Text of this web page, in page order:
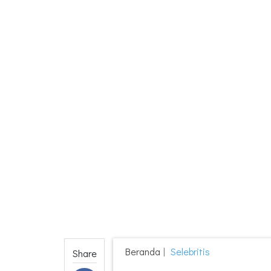
Share Beranda Selebritis